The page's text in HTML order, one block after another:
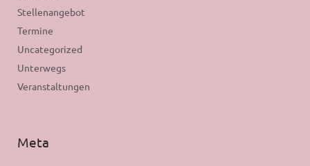
Stellenangebot
Termine
Uncategorized
Unterwegs
Veranstaltungen
Meta